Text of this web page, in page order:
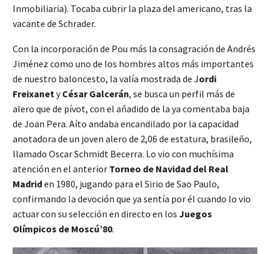
Inmobiliaria). Tocaba cubrir la plaza del americano, tras la
vacante de Schrader.
Con la incorporación de Pou más la consagración de Andrés
Jiménez como uno de los hombres altos más importantes
de nuestro baloncesto, la valía mostrada de Jordi
FreixanetyCésar Galcerán, se busca un perfil más de
alero que de pívot, con el añadido de la ya comentaba baja
de Joan Pera. Aíto andaba encandilado por la capacidad
anotadora de un joven alero de 2,06 de estatura, brasileño,
llamado Oscar Schmidt Becerra. Lo vio con muchísima
atención en el anterior Torneo de Navidad del Real
Madriden 1980, jugando para el Sirio de Sao Paulo,
confirmando la devoción que ya sentía por él cuando lo vio
actuar con su selección en directo en los Juegos
Olímpicos de Moscú’80.